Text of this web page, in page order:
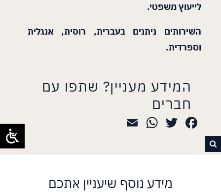
לייעוץ משפטי.
השירותים ניתנים בעברית, רוסית, אנגלית
וספרדית.
המידע מעניין? שתפו עם
חברים
Facebook
Twitter
WhatsApp
מידע נוסף שיעניין אתכם